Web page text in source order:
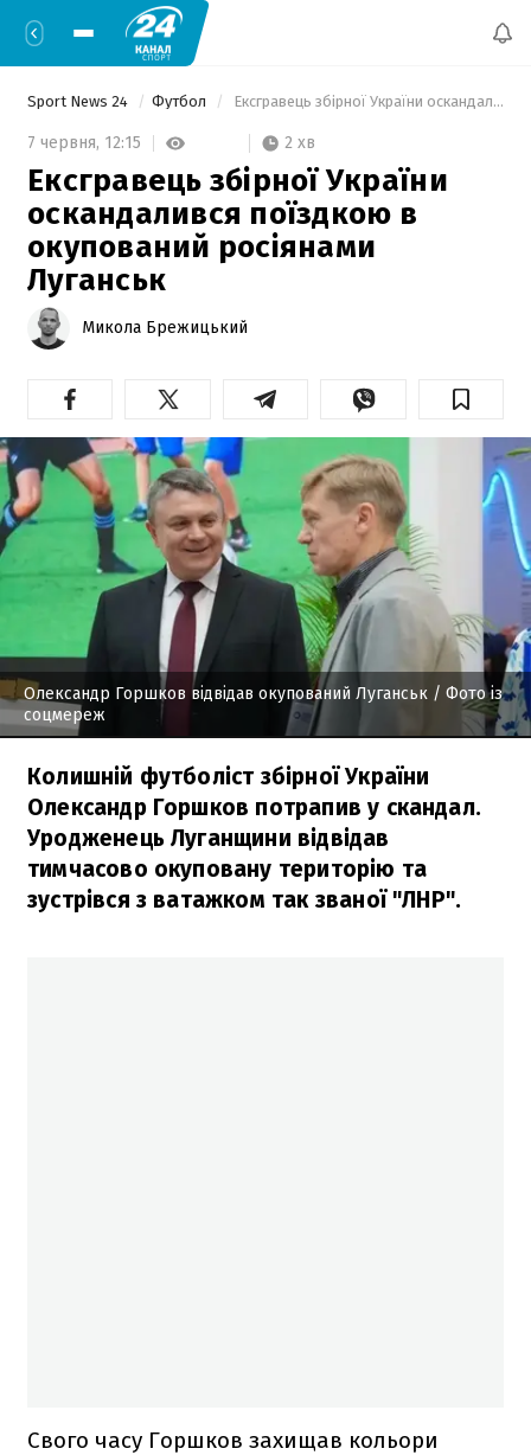
Sport News 24 Футбол Ексгравець збірної України оскандалився поїздкою в окупований росіянами Луганськ
7 червня, 12:15 2 хв
Ексгравець збірної України
оскандалився поїздкою в
окупований росіянами
Луганськ
Микола Брежицький
Олександр Горшков відвідав окупований Луганськ / Фото із
соцмереж
Колишній футболіст збірної України
Олександр Горшков потрапив у скандал.
Уродженець Луганщини відвідав
тимчасово окуповану територію та
зустрівся з ватажком так званої "ЛНР".
Свого часу Горшков захищав кольори